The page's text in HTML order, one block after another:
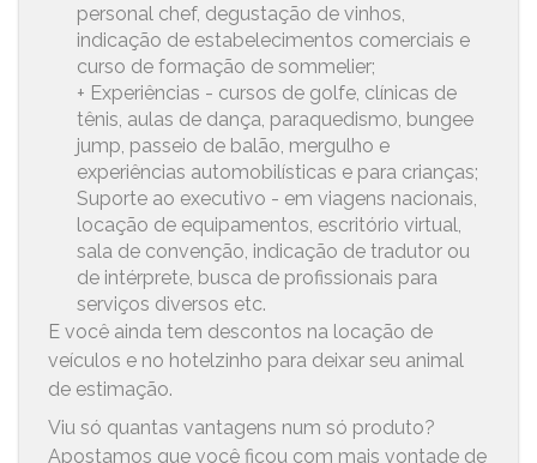
personal chef, degustação de vinhos,
indicação de estabelecimentos comerciais e
curso de formação de sommelier;
+ Experiências - cursos de golfe, clínicas de
tênis, aulas de dança, paraquedismo, bungee
jump, passeio de balão, mergulho e
experiências automobilísticas e para crianças;
Suporte ao executivo - em viagens nacionais,
locação de equipamentos, escritório virtual,
sala de convenção, indicação de tradutor ou
de intérprete, busca de profissionais para
serviços diversos etc.
E você ainda tem descontos na locação de
veículos e no hotelzinho para deixar seu animal
de estimação.
Viu só quantas vantagens num só produto?
Apostamos que você ficou com mais vontade de